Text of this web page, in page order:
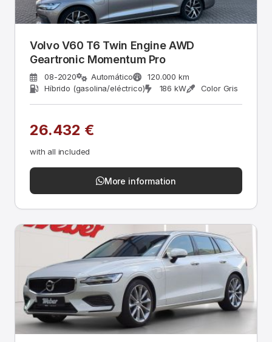
Volvo V60 T6 Twin Engine AWD
Geartronic Momentum Pro
08-2020 Automático
120.000 km
Híbrido (gasolina/eléctrico)
186 kW Color Gris
26.432 €
with all included
More information